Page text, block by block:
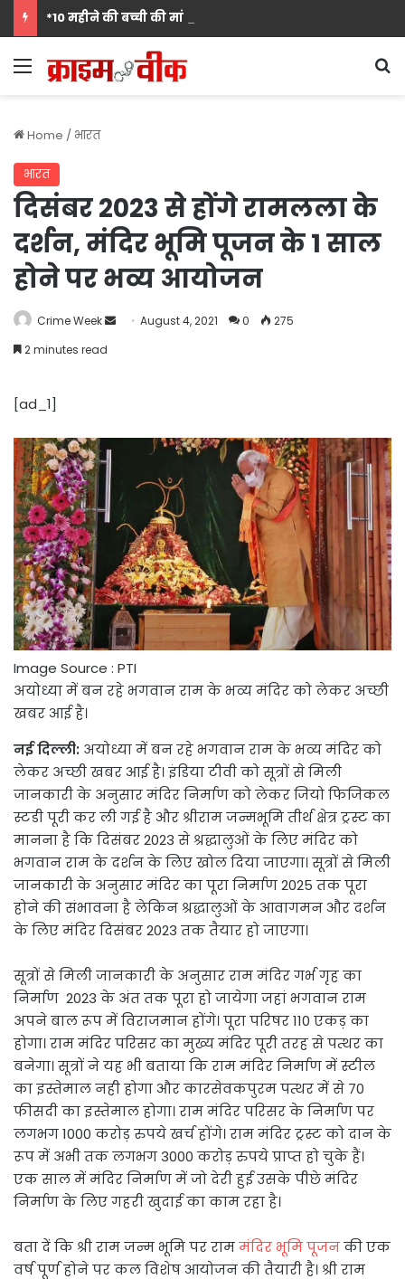
Menu
Home / भारत
भारत
दिसंबर 2023 से होंगे रामलला के
दर्शन, मंदिर भूमि पूजन के 1 साल
होने पर भव्य आयोजन
Crime Week
SendAugust 4, 2021 0
275
2 minutes read
[ad_1]
Image Source : PTI
अयोध्या में बन रहे भगवान राम के भव्य मंदिर को लेकर अच्छी
खबर आई है।
नई दिल्ली: अयोध्या में बन रहे भगवान राम के भव्य मंदिर को
लेकर अच्छी खबर आई है। इंडिया टीवी को सूत्रों से मिली
जानकारी के अनुसार मंदिर निर्माण को लेकर जियो फिजिकल
स्टडी पूरी कर ली गई है और श्रीराम जन्मभूमि तीर्थ क्षेत्र ट्रस्ट का
मानना है कि दिसंबर 2023 से श्रद्धालुओं के लिए मंदिर को
भगवान राम के दर्शन के लिए खोल दिया जाएगा। सूत्रों से मिली
जानकारी के अनुसार मंदिर का पूरा निर्माण 2025 तक पूरा
होने की संभावना है लेकिन श्रद्धालुओं के आवागमन और दर्शन
के लिए मंदिर दिसंबर 2023 तक तैयार हो जाएगा।
सूत्रों से मिली जानकारी के अनुसार राम मंदिर गर्भ गृह का
निर्माण 2023 के अंत तक पूरा हो जायेगा जहां भगवान राम
अपने बाल रूप में विराजमान होंगे। पूरा परिषर 110 एकड़ का
होगा। राम मंदिर परिसर का मुख्य मंदिर पूरी तरह से पत्थर का
बनेगा। सूत्रों ने यह भी बताया कि राम मंदिर निर्माण में स्टील
का इस्तेमाल नही होगा और कारसेवकपुरम पत्थर में से 70
फीसदी का इस्तेमाल होगा। राम मंदिर परिसर के निर्माण पर
लगभग 1000 करोड़ रुपये खर्च होंगे। राम मंदिर ट्रस्ट को दान के
रूप में अभी तक लगभग 3000 करोड़ रुपये प्राप्त हो चुके हैं।
एक साल में मंदिर निर्माण में जो देरी हुई उसके पीछे मंदिर
निर्माण के लिए गहरी खुदाई का काम रहा है।
बता दें कि श्री राम जन्म भूमि पर राममंदिर भूमि पूजनकी एक
वर्ष पूर्ण होने पर कल विशेष आयोजन की तैयारी है। श्री राम